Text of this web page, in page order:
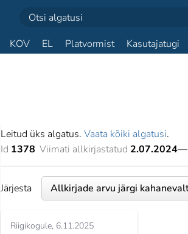
KOV EL Platvormist Kasutajatugi
Leitud üks algatus. Vaata kõiki algatusi.
Id 1378 Viimati allkirjastatud 2.07.2024—
Järjesta
Riigikogule 6.11.2025